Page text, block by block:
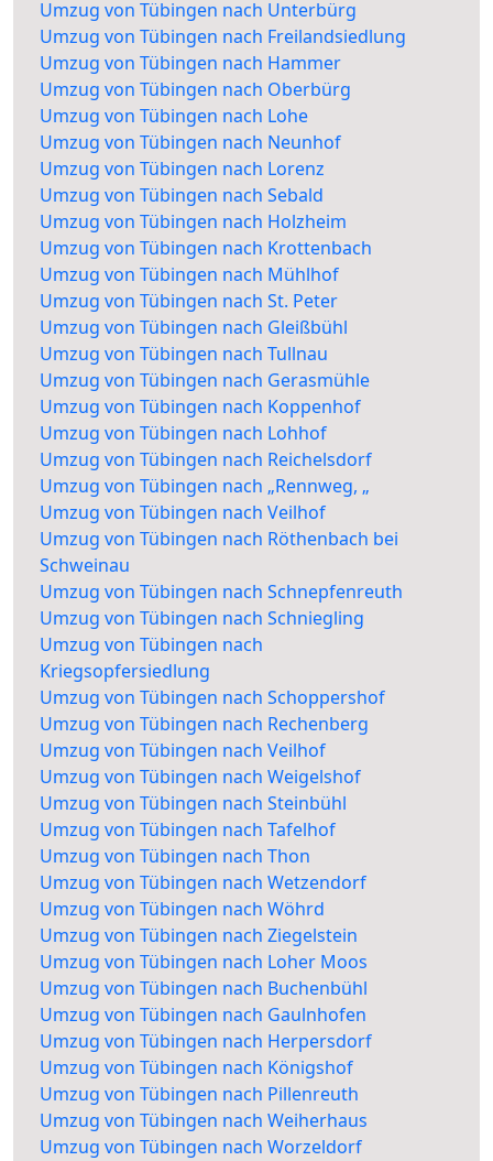
Umzug von Tübingen nach Unterbürg
Umzug von Tübingen nach Freilandsiedlung
Umzug von Tübingen nach Hammer
Umzug von Tübingen nach Oberbürg
Umzug von Tübingen nach Lohe
Umzug von Tübingen nach Neunhof
Umzug von Tübingen nach Lorenz
Umzug von Tübingen nach Sebald
Umzug von Tübingen nach Holzheim
Umzug von Tübingen nach Krottenbach
Umzug von Tübingen nach Mühlhof
Umzug von Tübingen nach St. Peter
Umzug von Tübingen nach Gleißbühl
Umzug von Tübingen nach Tullnau
Umzug von Tübingen nach Gerasmühle
Umzug von Tübingen nach Koppenhof
Umzug von Tübingen nach Lohhof
Umzug von Tübingen nach Reichelsdorf
Umzug von Tübingen nach „Rennweg, „
Umzug von Tübingen nach Veilhof
Umzug von Tübingen nach Röthenbach bei
Schweinau
Umzug von Tübingen nach Schnepfenreuth
Umzug von Tübingen nach Schniegling
Umzug von Tübingen nach
Kriegsopfersiedlung
Umzug von Tübingen nach Schoppershof
Umzug von Tübingen nach Rechenberg
Umzug von Tübingen nach Veilhof
Umzug von Tübingen nach Weigelshof
Umzug von Tübingen nach Steinbühl
Umzug von Tübingen nach Tafelhof
Umzug von Tübingen nach Thon
Umzug von Tübingen nach Wetzendorf
Umzug von Tübingen nach Wöhrd
Umzug von Tübingen nach Ziegelstein
Umzug von Tübingen nach Loher Moos
Umzug von Tübingen nach Buchenbühl
Umzug von Tübingen nach Gaulnhofen
Umzug von Tübingen nach Herpersdorf
Umzug von Tübingen nach Königshof
Umzug von Tübingen nach Pillenreuth
Umzug von Tübingen nach Weiherhaus
Umzug von Tübingen nach Worzeldorf